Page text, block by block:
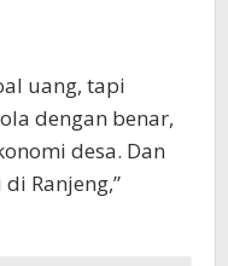
uang, tapi
dengan benar,
desa. Dan
Ranjeng,”